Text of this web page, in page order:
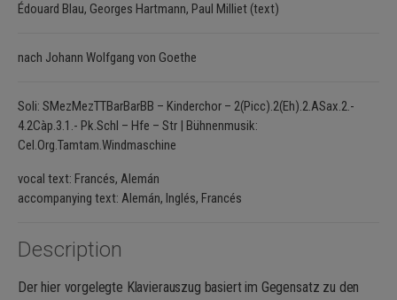
Édouard Blau, Georges Hartmann, Paul Milliet (text)
nach Johann Wolfgang von Goethe
Soli: SMezMezTTBarBarBB – Kinderchor – 2(Picc).2(Eh).2.ASax.2.-
4.2Càp.3.1.- Pk.Schl – Hfe – Str | Bühnenmusik:
Cel.Org.Tamtam.Windmaschine
vocal text: Francés, Alemán
accompanying text: Alemán, Inglés, Francés
Description
Der hier vorgelegte Klavierauszug basiert im Gegensatz zu den